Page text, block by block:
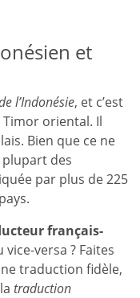
et
l’Indonésie, et c’est
Timor oriental. Il
Bien que ce ne
des
par plus de 225
français-
versa ? Faites
traduction fidèle,
traduction